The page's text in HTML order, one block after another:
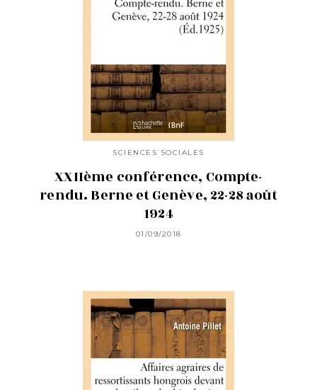
SCIENCES SOCIALES
XXIIème conférence, Compte-
rendu. Berne et Genève, 22-28 août
1924
01/09/2018